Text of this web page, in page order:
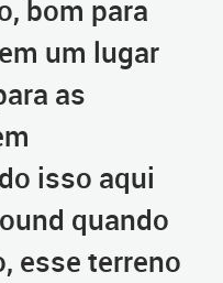
bom para
um lugar
as
isso aqui
quando
esse terreno